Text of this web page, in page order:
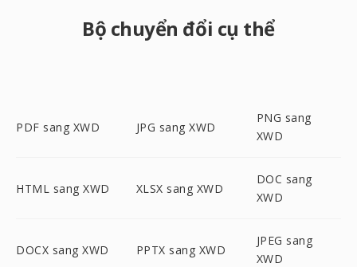
Bộ chuyển đổi cụ thể
PDF sang XWD JPG sang XWD
PNG sang
XWD
HTML sang XWD XLSX sang XWD
DOC sang
XWD
DOCX sang XWD PPTX sang XWD
JPEG sang
XWD